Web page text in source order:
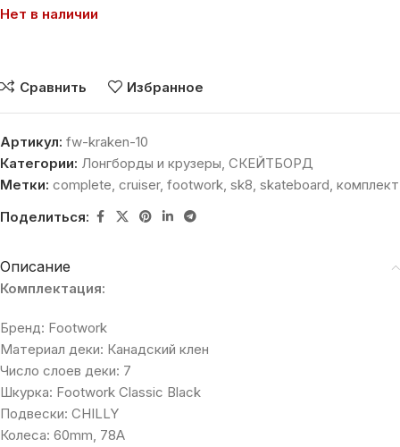
Нет в наличии
Сравнить Избранное
Артикул: fw-kraken-10
Категории: Лонгборды и крузеры, СКЕЙТБОРД
Метки: complete, cruiser, footwork, sk8, skateboard, комплект
Поделиться:
Описание
Комплектация:
Бренд: Fооtwоrk
Материал деки: Канадский клен
Число слоев деки: 7
Шкурка: Fооtwоrk Сlаssiс Вlасk
Подвески: СНILLY
Колеса: 60mm, 78А